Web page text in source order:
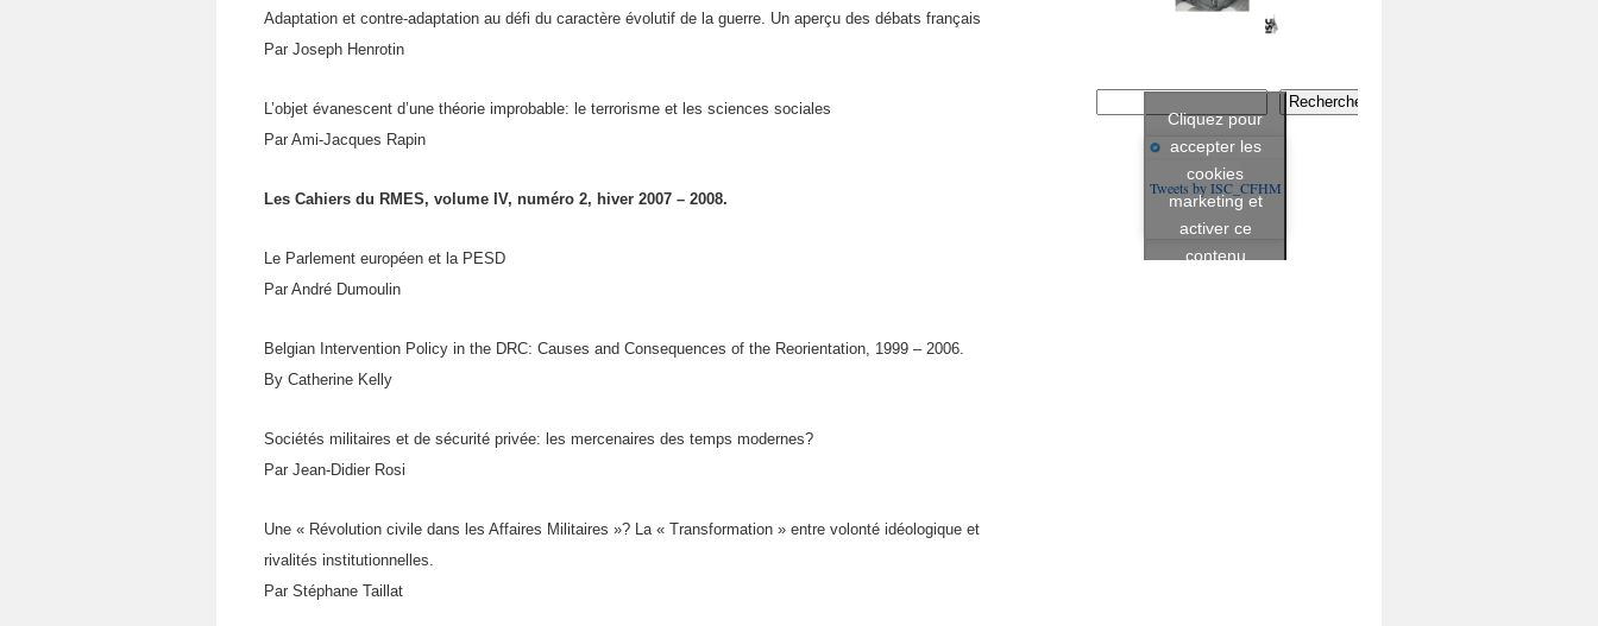
Adaptation et contre-adaptation au défi du caractère évolutif de la guerre. Un aperçu des débats français
Par Joseph Henrotin
L’objet évanescent d’une théorie improbable: le terrorisme et les sciences sociales
Par Ami-Jacques Rapin
Les Cahiers du RMES, volume IV, numéro 2, hiver 2007 – 2008.
Le Parlement européen et la PESD
Par André Dumoulin
Belgian Intervention Policy in the DRC: Causes and Consequences of the Reorientation, 1999 – 2006.
By Catherine Kelly
Sociétés militaires et de sécurité privée: les mercenaires des temps modernes?
Par Jean-Didier Rosi
Une « Révolution civile dans les Affaires Militaires »? La « Transformation » entre volonté idéologique et
rivalités institutionnelles.
Par Stéphane Taillat
Rechercher
Tweets by ISC_CFHM
Cliquez pour
accepter les
cookies
marketing et
activer ce
contenu